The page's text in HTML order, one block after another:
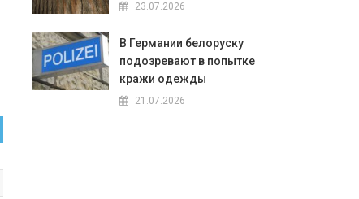
23.07.2026
В Германии белоруску
подозревают в попытке
кражи одежды
21.07.2026